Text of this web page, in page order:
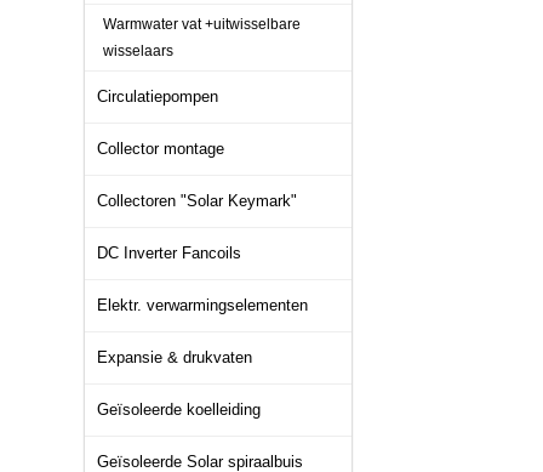
Warmwater vat +uitwisselbare
wisselaars
Circulatiepompen
Collector montage
Collectoren "Solar Keymark"
DC Inverter Fancoils
Elektr. verwarmingselementen
Expansie & drukvaten
Geïsoleerde koelleiding
Geïsoleerde Solar spiraalbuis